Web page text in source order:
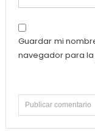
Guardar mi
navegador para